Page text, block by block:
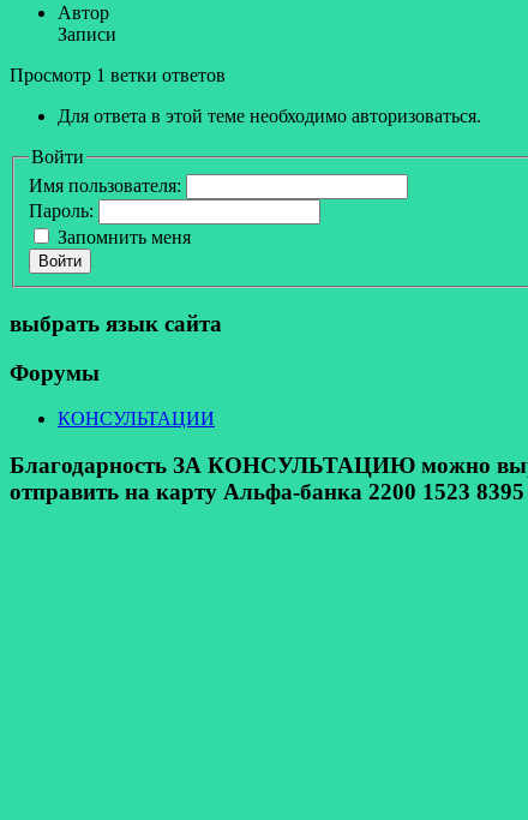
Автор
Записи
Просмотр 1 ветки ответов
Для ответа в этой теме необходимо авторизоваться.
Войти
Имя пользователя:
Пароль:
Запомнить меня
Войти
выбрать язык сайта
Форумы
КОНСУЛЬТАЦИИ
Благодарность ЗА КОНСУЛЬТАЦИЮ можно
отправить на карту Альфа-банка 2200 1523